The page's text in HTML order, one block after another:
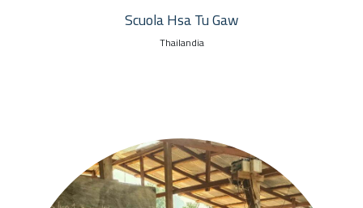
Scuola Hsa Tu Gaw
Thailandia